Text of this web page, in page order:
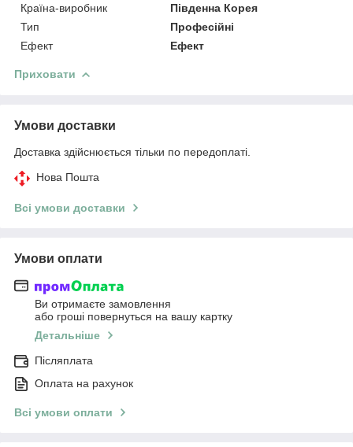
Країна-виробник
Південна Корея
Тип
Професійні
Ефект
Ефект
Приховати
Умови доставки
Доставка здійснюється тільки по передоплаті.
Нова Пошта
Всі умови доставки
Умови оплати
Ви отримаєте замовлення
або гроші повернуться на вашу картку
Детальніше
Післяплата
Оплата на рахунок
Всі умови оплати